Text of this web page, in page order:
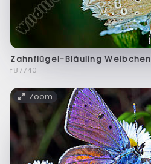
Zahnflügel-Bläuling Weibchen
f87740
Zoom